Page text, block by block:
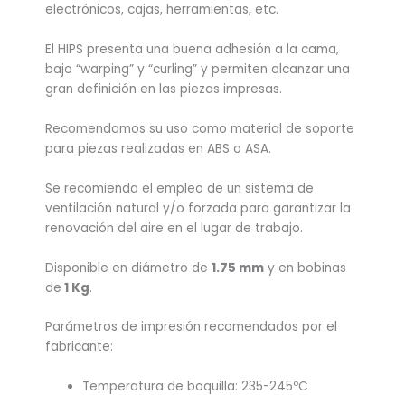
electrónicos, cajas, herramientas, etc.
El HIPS presenta una buena adhesión a la cama,
bajo “warping” y “curling” y permiten alcanzar una
gran definición en las piezas impresas.
Recomendamos su uso como material de soporte
para piezas realizadas en ABS o ASA.
Se recomienda el empleo de un sistema de
ventilación natural y/o forzada para garantizar la
renovación del aire en el lugar de trabajo.
Disponible en diámetro de 1.75 mm y en bobinas
de 1 Kg.
Parámetros de impresión recomendados por el
fabricante:
Temperatura de boquilla: 235-245ºC